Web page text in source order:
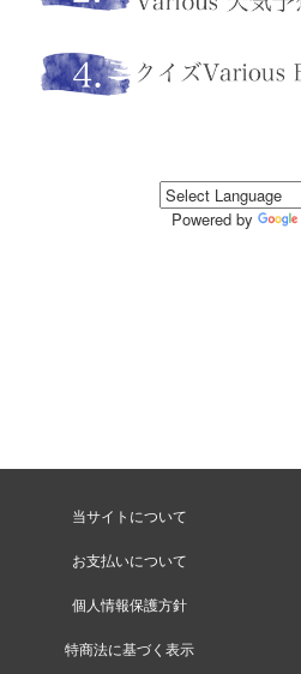
Powered by
当サイトについて
お支払いについて
個人情報保護方針
特商法に基づく表示